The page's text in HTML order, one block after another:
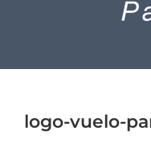
logo-vuelo-